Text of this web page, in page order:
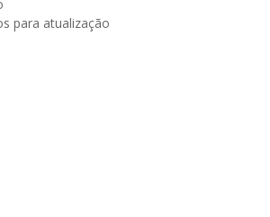
para atualização